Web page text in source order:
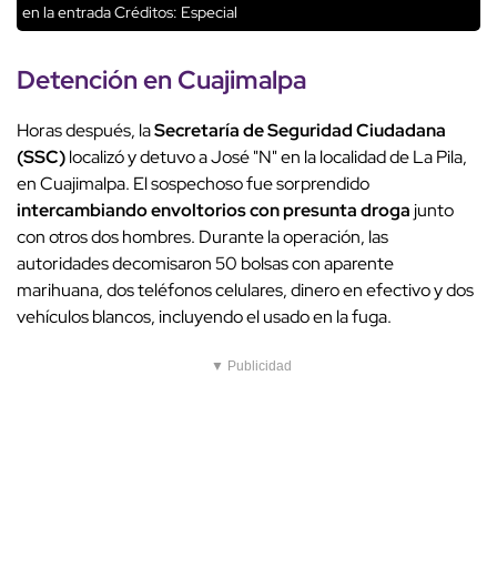
en la entradaCréditos: Especial
Detención en Cuajimalpa
Horas después, laSecretaría de Seguridad Ciudadana
(SSC)localizó y detuvo a José "N" en la localidad de La Pila,
en Cuajimalpa. El sospechoso fue sorprendido
intercambiando envoltorios con presunta drogajunto
con otros dos hombres. Durante la operación, las
autoridades decomisaron 50 bolsas con aparente
marihuana, dos teléfonos celulares, dinero en efectivo y dos
vehículos blancos, incluyendo el usado en la fuga.
▼ Publicidad